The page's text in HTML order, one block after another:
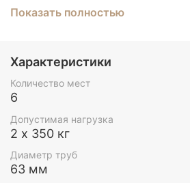
Дизайн
Первые в мире 6-и местные
вечеринку в кругу друзей на
местных качелях, объединенных
королевского шатра.
Показать полностью
Характеристики
Количество мест
6
Допустимая нагрузка
2 х 350 кг
Диаметр труб
63 мм